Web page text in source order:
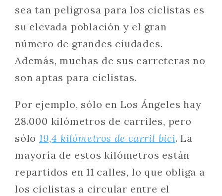
sea tan peligrosa para los ciclistas es
su elevada población y el gran
número de grandes ciudades.
Además, muchas de sus carreteras no
son aptas para ciclistas.
Por ejemplo, sólo en Los Ángeles hay
28.000 kilómetros de carriles, pero
sólo 19,4 kilómetros de carril bici. La
mayoría de estos kilómetros están
repartidos en 11 calles, lo que obliga a
los ciclistas a circular entre el